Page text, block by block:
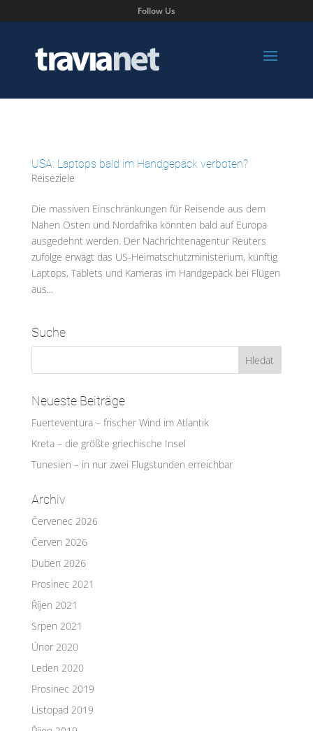
Follow Us
USA: Laptops bald im Handgepäck verboten?
Reiseziele
Die massiven Einschränkungen für Reisende aus dem
Nahen Osten und Nordafrika könnten bald auf Europa
ausgedehnt werden. Der Nachrichtenagentur Reuters
zufolge erwägt das US-Heimatschutzministerium, künftig
Laptops, Tablets und Kameras im Handgepäck bei Flügen
aus...
Suche
Neueste Beiträge
Fuerteventura – frischer Wind im Atlantik
Kreta – die größte griechische Insel
Tunesien – in nur zwei Flugstunden erreichbar
Archiv
Červenec 2026
Červen 2026
Duben 2026
Prosinec 2021
Říjen 2021
Srpen 2021
Únor 2020
Leden 2020
Prosinec 2019
Listopad 2019